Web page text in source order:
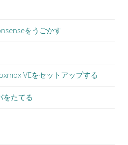
をうごかす
VEをセットアップする
をたてる